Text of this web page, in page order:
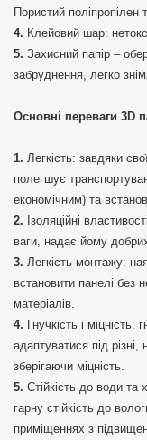
Пористий поліпропілен
Клейовий шар:
Захисний папір –
забруднення, легко
Основні переваги 3D
Легкість: завдяки
полегшує
економічним) та
Ізоляційні
ваги, надає йому
Легкість монтажу:
встановити панелі без
матеріалів.
Гнучкість і
адаптуватися під різні,
зберігаючи міцність.
Стійкість до води та
гарну стійкість до
приміщеннях з